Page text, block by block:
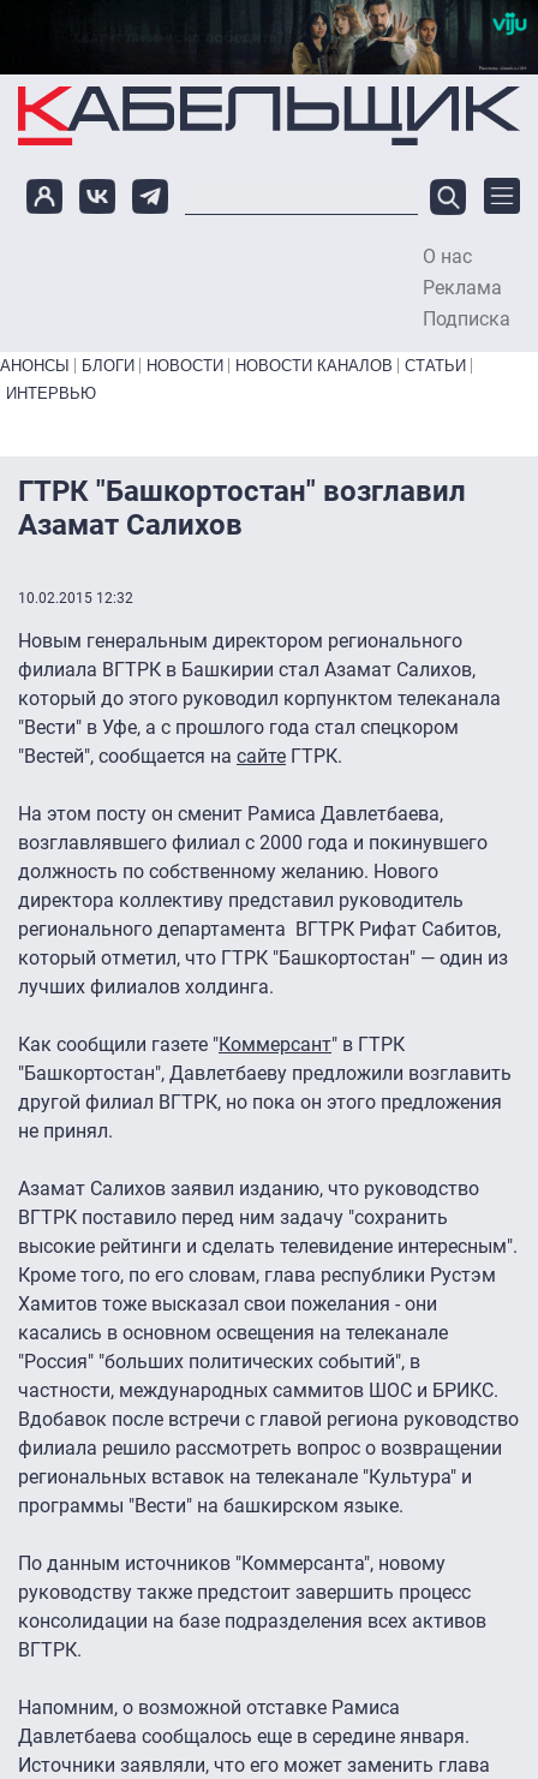
Перейти к основному содержанию
О нас
Реклама
Подписка
Primary links bottom
АНОНСЫ БЛОГИ НОВОСТИ НОВОСТИ КАНАЛОВ
СТАТЬИ
ИНТЕРВЬЮ
ГТРК "Башкортостан" возглавил
Азамат Салихов
10.02.2015 12:32
Новым генеральным директором регионального
филиала ВГТРК в Башкирии стал Азамат Салихов,
который до этого руководил корпунктом телеканала
"Вести" в Уфе, а с прошлого года стал спецкором
"Вестей", сообщается на сайте ГТРК.
На этом посту он сменит Рамиса Давлетбаева,
возглавлявшего филиал с 2000 года и покинувшего
должность по собственному желанию. Нового
директора коллективу представил руководитель
регионального департамента ВГТРК Рифат Сабитов,
который отметил, что ГТРК "Башкортостан" — один из
лучших филиалов холдинга.
Как сообщили газете "Коммерсант" в ГТРК
"Башкортостан", Давлетбаеву предложили возглавить
другой филиал ВГТРК, но пока он этого предложения
не принял.
Азамат Салихов заявил изданию, что руководство
ВГТРК поставило перед ним задачу "сохранить
высокие рейтинги и сделать телевидение интересным".
Кроме того, по его словам, глава республики Рустэм
Хамитов тоже высказал свои пожелания - они
касались в основном освещения на телеканале
"Россия" "больших политических событий", в
частности, международных саммитов ШОС и БРИКС.
Вдобавок после встречи с главой региона руководство
филиала решило рассмотреть вопрос о возвращении
региональных вставок на телеканале "Культура" и
программы "Вести" на башкирском языке.
По данным источников "Коммерсанта", новому
руководству также предстоит завершить процесс
консолидации на базе подразделения всех активов
ВГТРК.
Напомним, о возможной отставке Рамиса
Давлетбаева сообщалось еще в середине января.
Источники заявляли, что его может заменить глава